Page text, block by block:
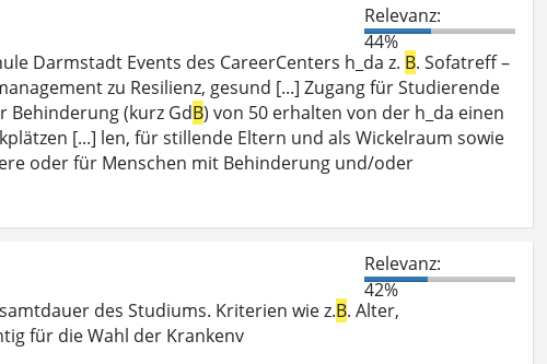
Relevanz:
44%
Darmstadt Events des CareerCenters h_da z. B. Sofatreff –
zu Resilienz, gesund [...] Zugang für Studierende
Behinderung (kurz GdB) von 50 erhalten von der h_da einen
[...] len, für stillende Eltern und als Wickelraum sowie
oder für Menschen mit Behinderung und/oder
Relevanz:
42%
des Studiums. Kriterien wie z.B. Alter,
für die Wahl der Krankenv